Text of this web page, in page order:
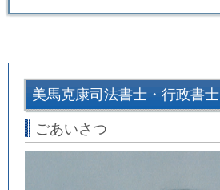
美馬克康司法書士・行政書士
ごあいさつ